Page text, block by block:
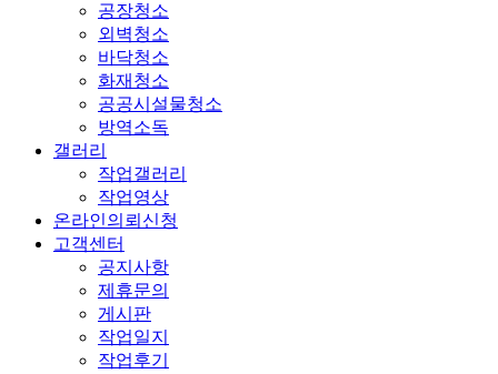
공장청소
외벽청소
바닥청소
화재청소
공공시설물청소
방역소독
갤러리
작업갤러리
작업영상
온라인의뢰신청
고객센터
공지사항
제휴문의
게시판
작업일지
작업후기